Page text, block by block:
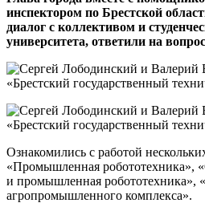
инспектором по Брестской
диалог с коллективом и
университета, ответили на
Ознакомились с работой
«Промышленная робототехника»,
и промышленная
агропромышленного комплекса».